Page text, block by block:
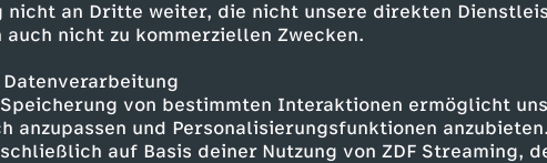
nicht an Dritte weiter, die nicht unsere direkten
nicht zu kommerziellen Zwecken.
von bestimmten Interaktionen ermöglicht
anzupassen und Personalisierungsfunktionen
auf Basis deiner Nutzung von ZDF Streaming,